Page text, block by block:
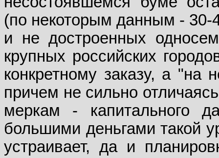
(по некоторым данным - 30-
и не достроенных
крупных российских
конкретному заказу, а "на
причем не сильно
меркам - капитального
большими деньгами такой
устраивает, да и